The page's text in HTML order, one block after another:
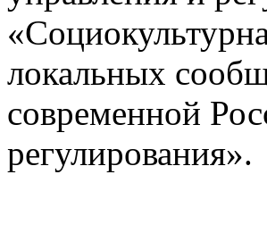
локальных
современной
регулирования».